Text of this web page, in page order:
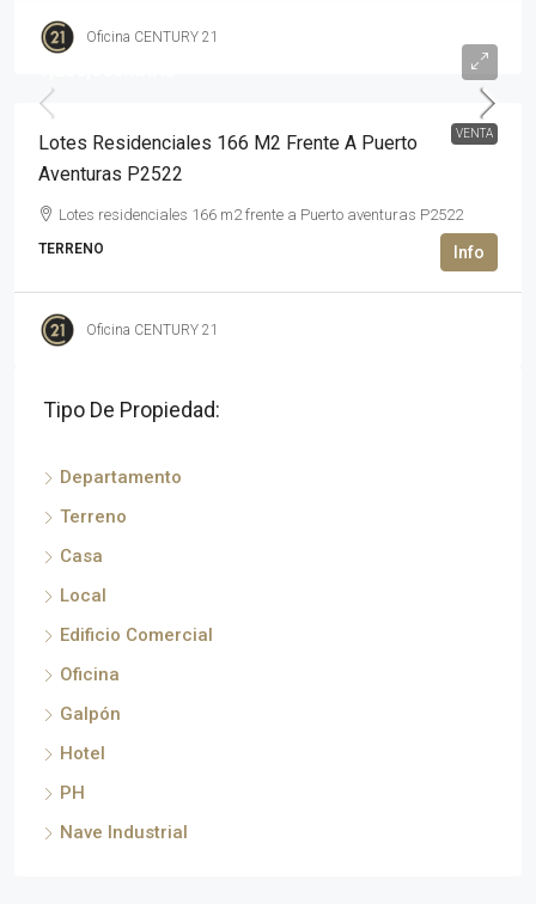
Oficina CENTURY 21
VENTA
Lotes Residenciales 166 M2 Frente A Puerto
Aventuras P2522
Lotes residenciales 166 m2 frente a Puerto aventuras P2522
TERRENO
Oficina CENTURY 21
Tipo De Propiedad:
Departamento
Terreno
Casa
Local
Edificio Comercial
Oficina
Galpón
Hotel
PH
Nave Industrial